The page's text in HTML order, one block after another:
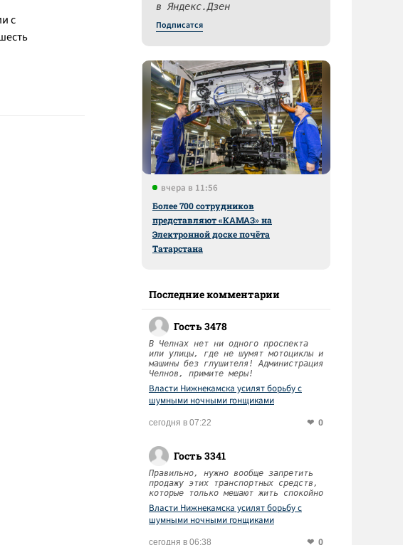
с
в Яндекс.Дзен
Подписатся
вчера в 11:56
Более 700 сотрудников
представляют «КАМАЗ» на
Электронной доске почёта
Татарстана
Последние комментарии
Гость 3478
В Челнах нет ни одного проспекта
или улицы, где не шумят мотоциклы и
машины без глушителя! Администрация
Челнов, примите меры!
Власти Нижнекамска усилят борьбу с
шумными ночными гонщиками
сегодня в 07:22 0
Гость 3341
Правильно, нужно вообще запретить
продажу этих транспортных средств,
которые только мешают жить спокойно
Власти Нижнекамска усилят борьбу с
шумными ночными гонщиками
сегодня в 06:38 0